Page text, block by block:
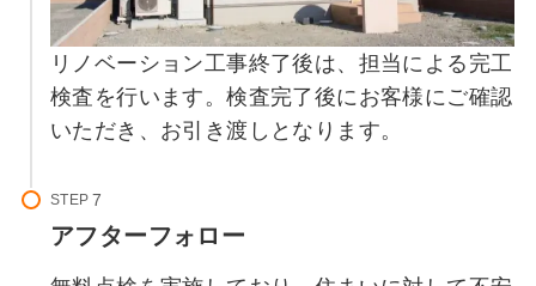
リノベーション工事終了後は、担当による完工
検査を行います。検査完了後にお客様にご確認
いただき、お引き渡しとなります。
STEP
アフターフォロー